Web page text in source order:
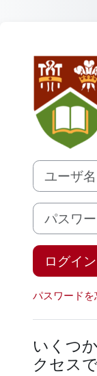
ユーザ名
パスワード
ログイン
パスワード
いくつ
クセス